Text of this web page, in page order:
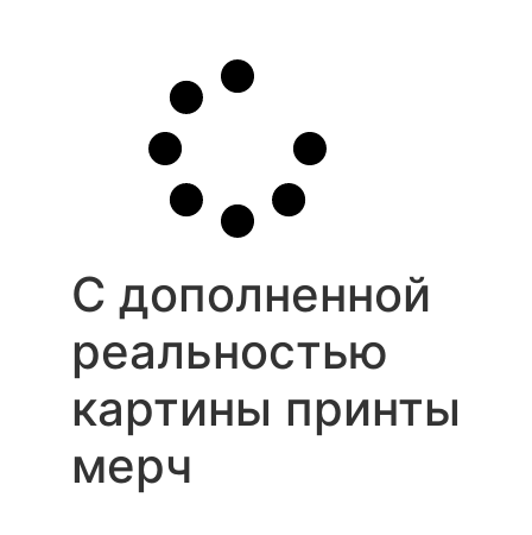
С дополненной
реальностью
картины принты
мерч